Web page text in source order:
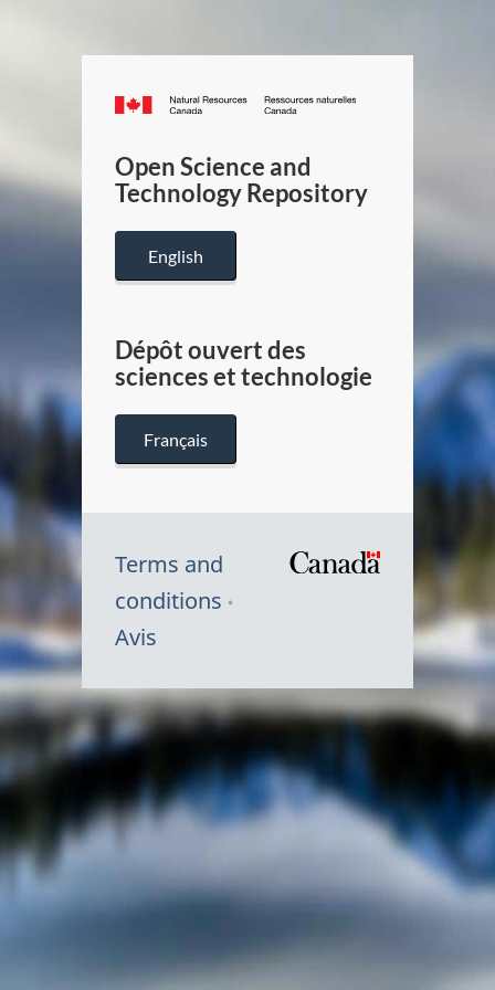
Canada.ca
/
Canada
Open Science and
Technology Repository
English
Dépôt ouvert des
sciences et technologie
Français
Terms and
conditions
Avis
Symbole
du
Canada